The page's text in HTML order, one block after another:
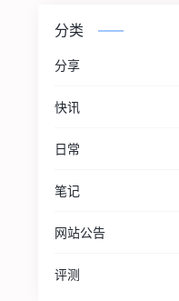
分类
分享
快讯
日常
笔记
网站公告
评测